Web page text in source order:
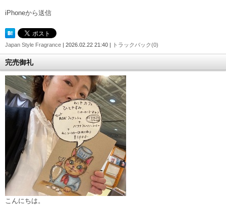
iPhoneから送信
Japan Style Fragrance | 2026.02.22 21:40 | トラックバック(0)
完売御礼
こんにちは。